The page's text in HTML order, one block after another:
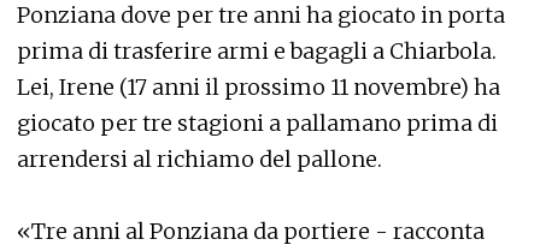
Ponziana dove per tre anni ha giocato in porta
prima di trasferire armi e bagagli a Chiarbola.
Lei, Irene (17 anni il prossimo 11 novembre) ha
giocato per tre stagioni a pallamano prima di
arrendersi al richiamo del pallone.
«Tre anni al Ponziana da portiere - racconta